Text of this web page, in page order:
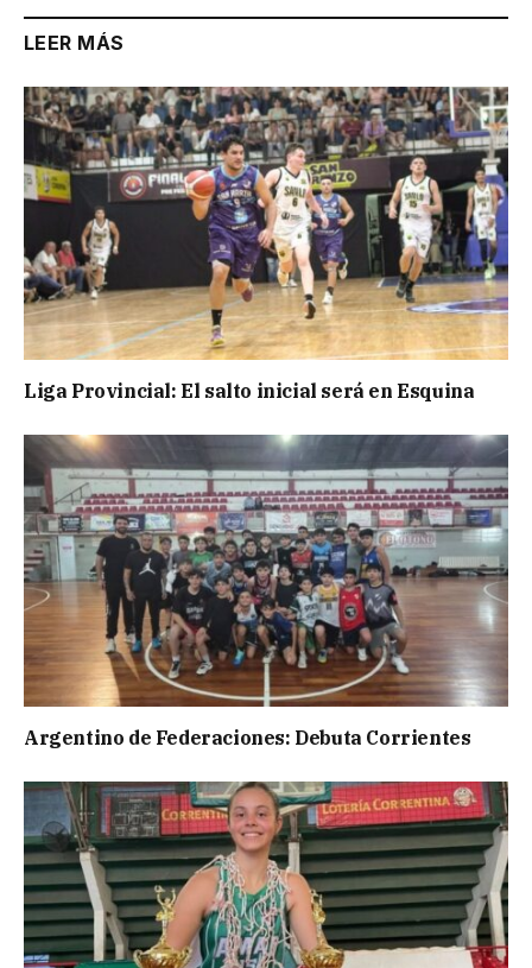
LEER MÁS
Liga Provincial: El salto inicial será en Esquina
Argentino de Federaciones: Debuta Corrientes